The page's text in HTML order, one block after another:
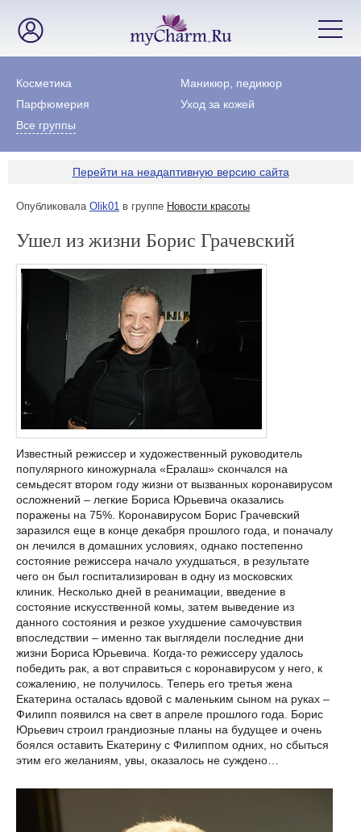
Косметика
Маникюр, педикюр
Парфюмерия
Уход за кожей
Все группы
Перейти на неадаптивную версию сайта
Опубликовала Olik01 в группе Новости красоты
Ушел из жизни Борис Грачевский
Известный режиссер и художественный руководитель
популярного киножурнала «Ералаш» скончался на
семьдесят втором году жизни от вызванных коронавирусом
осложнений – легкие Бориса Юрьевича оказались
поражены на 75%. Коронавирусом Борис Грачевский
заразился еще в конце декабря прошлого года, и поначалу
он лечился в домашних условиях, однако постепенно
состояние режиссера начало ухудшаться, в результате
чего он был госпитализирован в одну из московских
клиник. Несколько дней в реанимации, введение в
состояние искусственной комы, затем выведение из
данного состояния и резкое ухудшение самочувствия
впоследствии – именно так выглядели последние дни
жизни Бориса Юрьевича. Когда-то режиссеру удалось
победить рак, а вот справиться с коронавирусом у него, к
сожалению, не получилось. Теперь его третья жена
Екатерина осталась вдовой с маленьким сыном на руках –
Филипп появился на свет в апреле прошлого года. Борис
Юрьевич строил грандиозные планы на будущее и очень
боялся оставить Екатерину с Филиппом одних, но сбыться
этим его желаниям, увы, оказалось не суждено…